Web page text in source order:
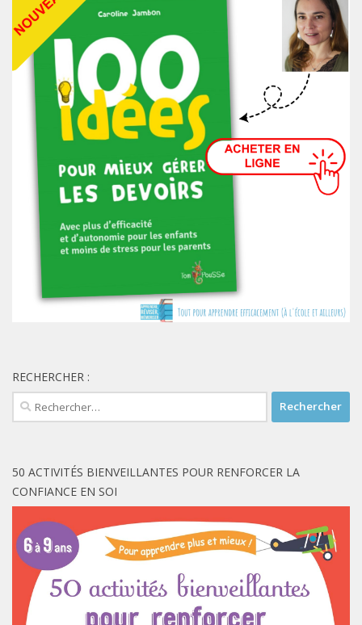
RECHERCHER :
Rechercher :
50 ACTIVITÉS BIENVEILLANTES POUR RENFORCER LA
CONFIANCE EN SOI